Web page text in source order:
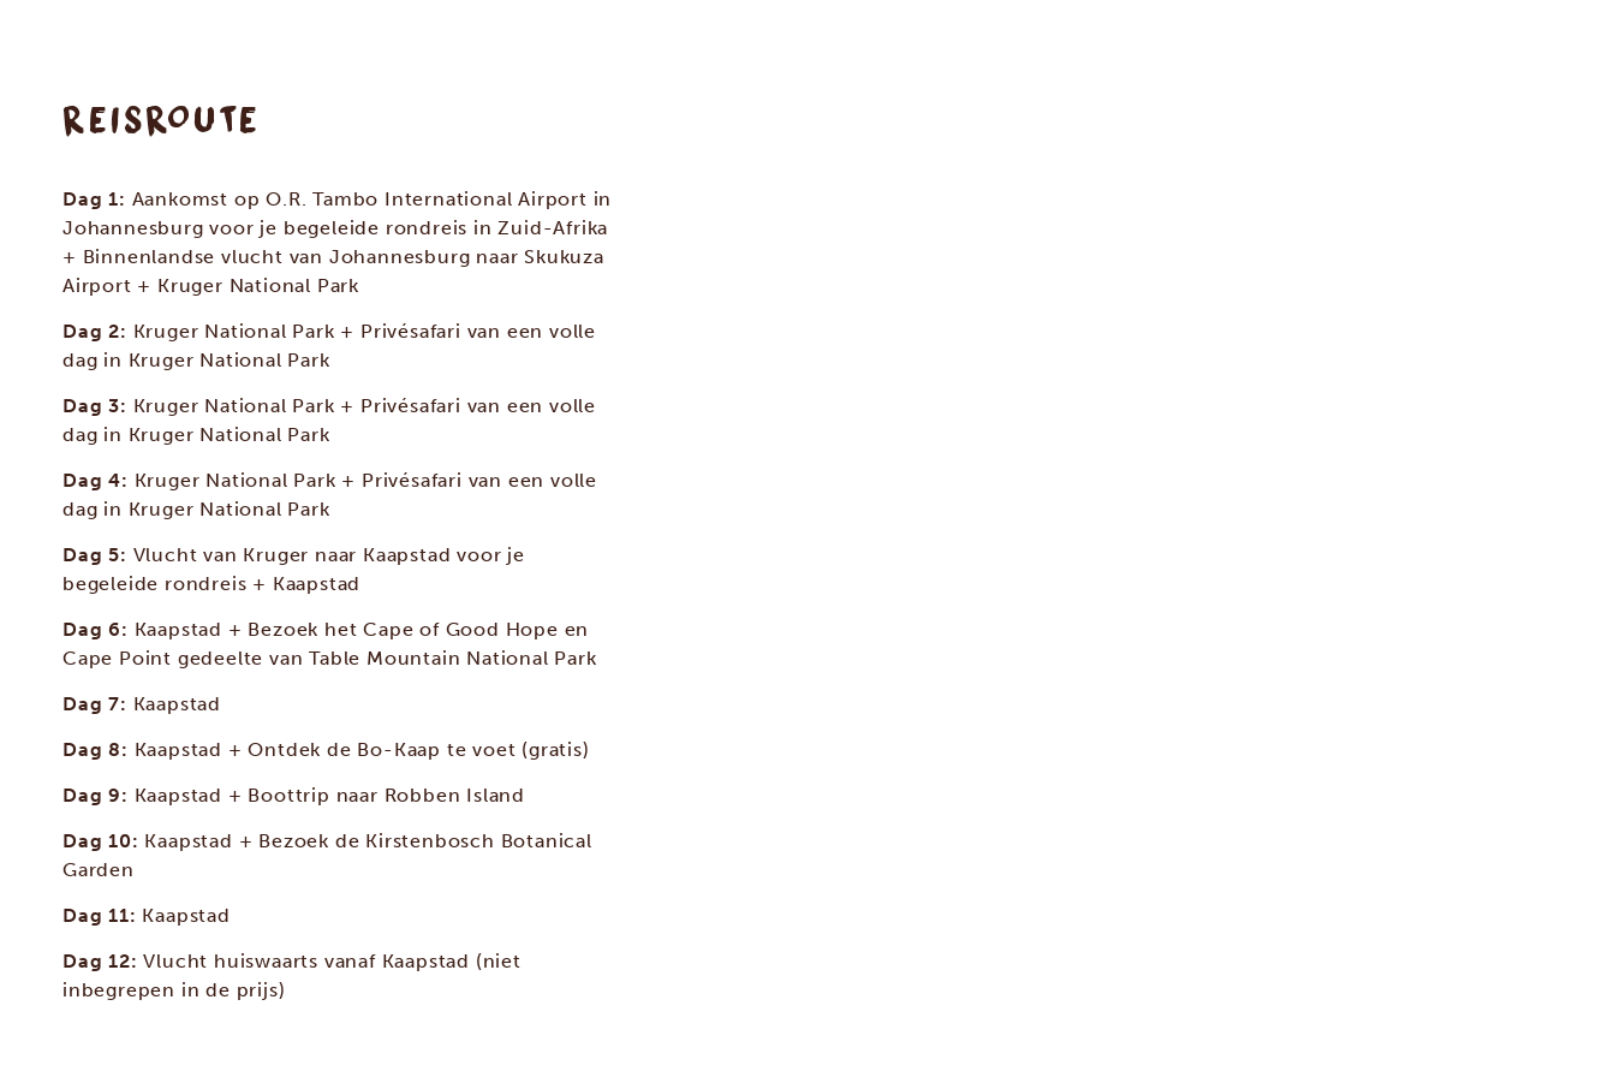
REISROUTE
Dag 1: Aankomst op O.R. Tambo International Airport in
Johannesburg voor je begeleide rondreis in Zuid-Afrika
+ Binnenlandse vlucht van Johannesburg naar Skukuza
Airport + Kruger National Park
Dag 2: Kruger National Park + Privésafari van een volle
dag in Kruger National Park
Dag 3: Kruger National Park + Privésafari van een volle
dag in Kruger National Park
Dag 4: Kruger National Park + Privésafari van een volle
dag in Kruger National Park
Dag 5: Vlucht van Kruger naar Kaapstad voor je
begeleide rondreis + Kaapstad
Dag 6: Kaapstad + Bezoek het Cape of Good Hope en
Cape Point gedeelte van Table Mountain National Park
Dag 7: Kaapstad
Dag 8: Kaapstad + Ontdek de Bo-Kaap te voet (gratis)
Dag 9: Kaapstad + Boottrip naar Robben Island
Dag 10: Kaapstad + Bezoek de Kirstenbosch Botanical
Garden
Dag 11: Kaapstad
Dag 12:Vlucht huiswaarts vanaf Kaapstad (niet
inbegrepen in de prijs)